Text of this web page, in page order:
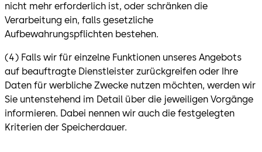
nicht mehr erforderlich ist, oder schränken die
Verarbeitung ein, falls gesetzliche
Aufbewahrungspflichten bestehen.
(4) Falls wir für einzelne Funktionen unseres Angebots
auf beauftragte Dienstleister zurückgreifen oder Ihre
Daten für werbliche Zwecke nutzen möchten, werden wir
Sie untenstehend im Detail über die jeweiligen Vorgänge
informieren. Dabei nennen wir auch die festgelegten
Kriterien der Speicherdauer.